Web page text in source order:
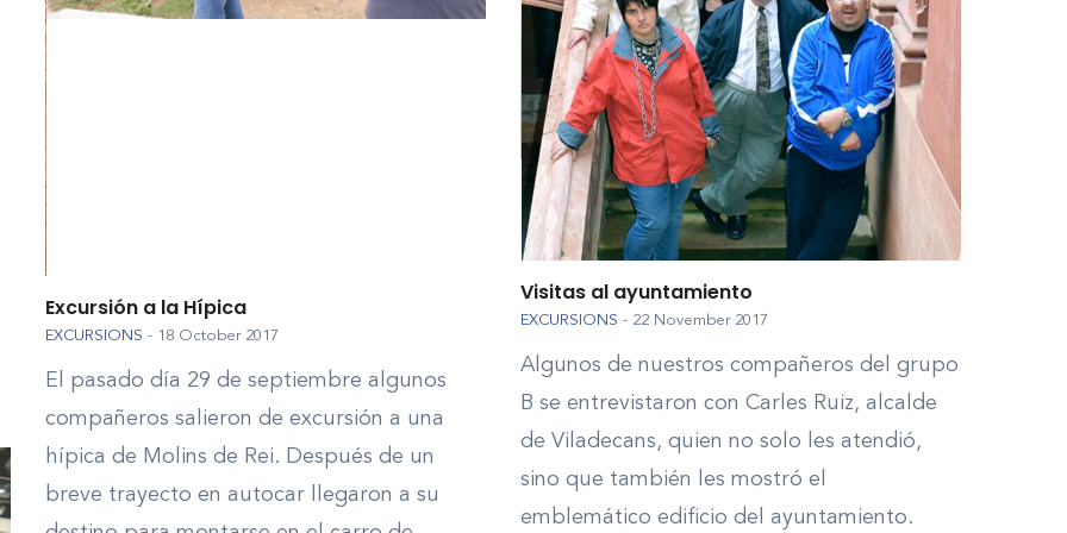
Visitas al ayuntamiento
EXCURSIONS - 22 November 2017
Algunos de nuestros compañeros del grupo
B se entrevistaron con Carles Ruiz, alcalde
de Viladecans, quien no solo les atendió,
sino que también les mostró el
emblemático edificio del ayuntamiento.
Excursión a la Hípica
EXCURSIONS - 18 October 2017
El pasado día 29 de septiembre algunos
compañeros salieron de excursión a una
hípica de Molins de Rei. Después de un
breve trayecto en autocar llegaron a su